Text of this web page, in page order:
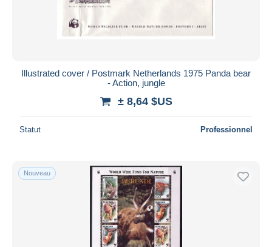
Illustrated cover / Postmark Netherlands 1975 Panda bear
- Action, jungle
± 8,64 $US
Statut Professionnel
Nouveau